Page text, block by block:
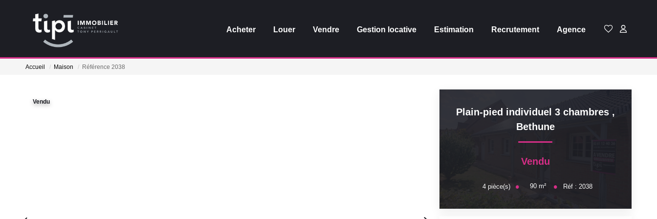
Acheter Louer Vendre Gestion locative Estimation Recrutement Agence
Accueil Maison Référence 2038
Vendu
Plain-pied individuel 3 chambres ,
Bethune
Vendu
4 pièce(s) 90 m² Réf : 2038